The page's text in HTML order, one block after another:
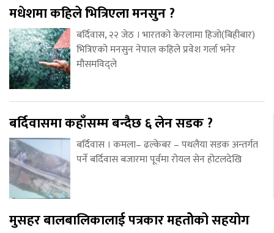
मधेशमा कहिले भित्रिएला मनसुन ?
बर्दिवास, २२ जेठ । भारतको केरलामा हिजो(बिहीबार)
भित्रिएको मनसुन नेपाल कहिले प्रवेश गर्ला भनेर
मौसमविद्ले
बर्दिवासमा कहाँसम्म बन्दैछ ६ लेन सडक ?
बर्दिवास । कमला– ढल्केबर – पथलैया सडक अन्तर्गत
पर्ने बर्दिवास बजारमा पूर्वमा रोयल सेन होटलदेखि
मुसहर बालबालिकालाई पत्रकार महतोेको सहयोग